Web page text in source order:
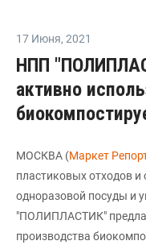
17 Июня, 2021
НПП
активно
МОСКВА (Маркет
пластиковых отходов
одноразовой посуды и
"ПОЛИПЛАСТИК"
производства